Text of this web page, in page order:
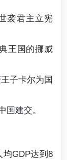
袭君主立宪
王国的挪威
子卡尔为国
国建交。
GDP达到8